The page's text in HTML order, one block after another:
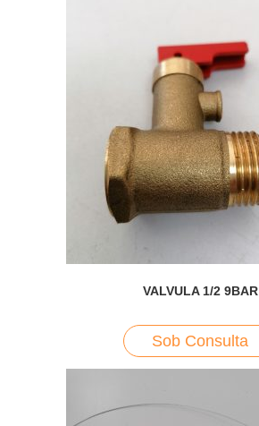
VALVULA 1/2 9BAR
Sob Consulta